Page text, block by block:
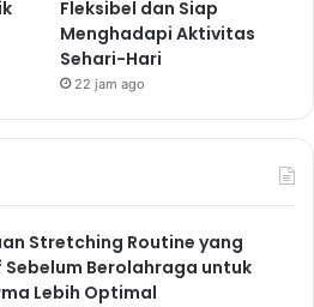
sebagai pengganti roti putih
serat yang lebih tinggi. Isi
lemak, dan sayuran segar.
Malam yang
Sayuran
Fleksibel dan Siap
Menghadapi Aktivitas
Sehari-Hari
22 jam ago
Stretching Routine yang
Sebelum Berolahraga untuk
Lebih Optimal